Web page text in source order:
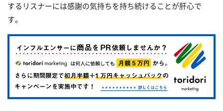
するリスナーには感謝の気持ちを持ち続けることが肝心で
す。